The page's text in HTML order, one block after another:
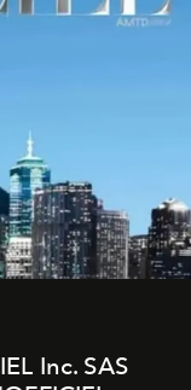
Inc. SAS